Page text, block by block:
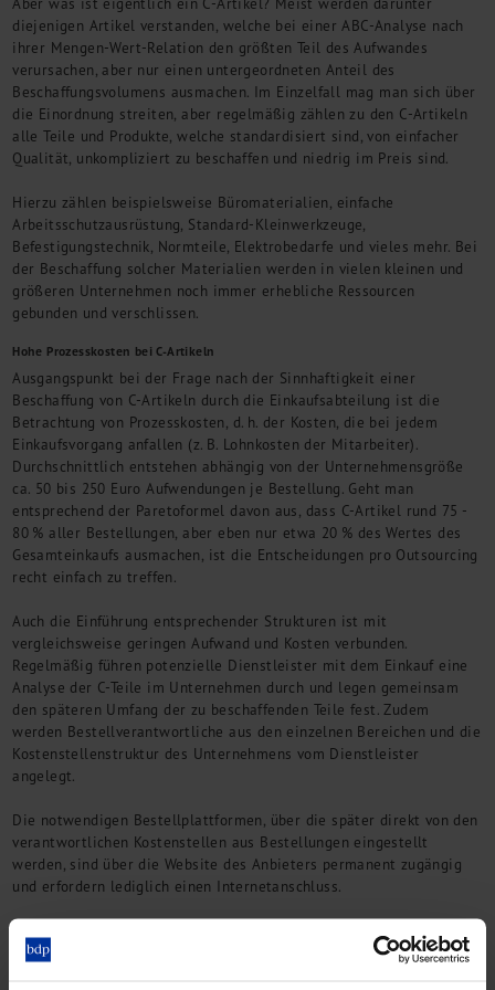
diejenigen Artikel verstanden, welche bei einer ABC-Analyse nach
ihrer Mengen-Wert-Relation den größten Teil des Aufwandes
verursachen, aber nur einen untergeordneten Anteil des
Beschaffungsvolumens ausmachen. Im Einzelfall mag man sich über
die Einordnung streiten, aber regelmäßig zählen zu den C-Artikeln
alle Teile und Produkte, welche standardisiert sind, von einfacher
Qualität, unkompliziert zu beschaffen und niedrig im Preis sind.
Hierzu zählen beispielsweise Büromaterialien, einfache
Arbeitsschutzausrüstung, Standard-Kleinwerkzeuge,
Befestigungstechnik, Normteile, Elektrobedarfe und vieles mehr. Bei
der Beschaffung solcher Materialien werden in vielen kleinen und
größeren Unternehmen noch immer erhebliche Ressourcen
gebunden und verschlissen.
Hohe Prozesskosten bei C-Artikeln
Ausgangspunkt bei der Frage nach der Sinnhaftigkeit einer
Beschaffung von C-Artikeln durch die Einkaufsabteilung ist die
Betrachtung von Prozesskosten, d. h. der Kosten, die bei jedem
Einkaufsvorgang anfallen (z. B. Lohnkosten der Mitarbeiter).
Durchschnittlich entstehen abhängig von der Unternehmensgröße
ca. 50 bis 250 Euro Aufwendungen je Bestellung. Geht man
entsprechend der Paretoformel davon aus, dass C-Artikel rund 75 -
80 % aller Bestellungen, aber eben nur etwa 20 % des Wertes des
Gesamteinkaufs ausmachen, ist die Entscheidungen pro Outsourcing
recht einfach zu treffen.
Auch die Einführung entsprechender Strukturen ist mit
vergleichsweise geringen Aufwand und Kosten verbunden.
Regelmäßig führen potenzielle Dienstleister mit dem Einkauf eine
Analyse der C-Teile im Unternehmen durch und legen gemeinsam
den späteren Umfang der zu beschaffenden Teile fest. Zudem
werden Bestellverantwortliche aus den einzelnen Bereichen und die
Kostenstellenstruktur des Unternehmens vom Dienstleister
angelegt.
Die notwendigen Bestellplattformen, über die später direkt von den
verantwortlichen Kostenstellen aus Bestellungen eingestellt
werden, sind über die Website des Anbieters permanent zugängig
und erfordern lediglich einen Internetanschluss.
Über die reine Bestellfunktion der Plattform bieten viele Anbieter